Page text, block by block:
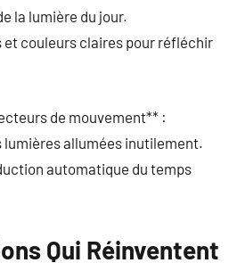
la lumière du jour.
et couleurs claires pour réfléchir
de mouvement** :
lumières allumées inutilement.
automatique du temps
Qui Réinventent